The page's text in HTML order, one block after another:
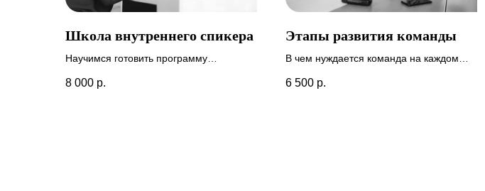
Школа внутреннего спикера
Научимся готовить программу
участниками тренинга и привлекать
8 000 р.
Этапы развития команды
В чем нуждается команда на каждом
команды и как их предотвратить
6 500 р.